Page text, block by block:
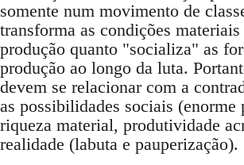
somente num movimento de
transforma as condições materiais
produção quanto "socializa" as
produção ao longo da luta.
devem se relacionar com a
as possibilidades sociais (enorme
riqueza material, produtividade
realidade (labuta e pauperização).